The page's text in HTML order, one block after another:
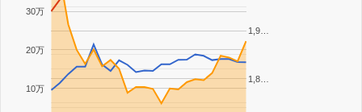
10万
20万
30万
1,8…
1,9…